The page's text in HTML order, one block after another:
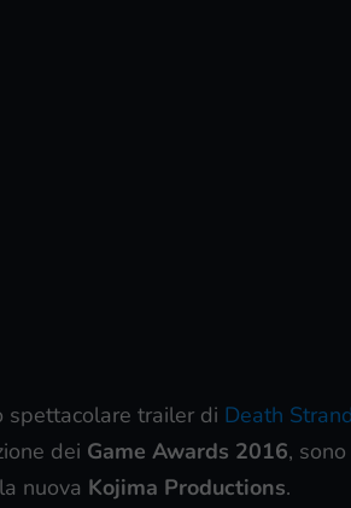
spettacolare trailer di Death
dei Game Awards 2016,
nuova Kojima Productions.